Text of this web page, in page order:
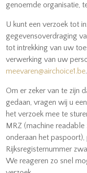
genoemde organisatie,
U kunt een verzoek tot
gegevensoverdraging
tot intrekking van uw
verwerking van uw
meevaren@airchoice1.be.
Om er zeker van te zijn
gedaan, vragen wij u
het verzoek mee te
MRZ (machine
onderaan het
Rijksregisternummer
We reageren zo snel